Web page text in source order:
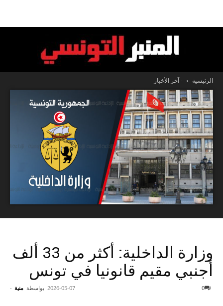
الرئيسية - آخر الأخبار
وزارة الداخلية: أكثر من 33 ألف
أجنبي مقيم قانونيا في تونس
بواسطة منية - 2026-05-07 0